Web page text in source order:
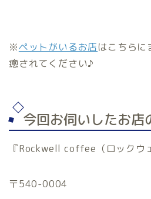
※ペットがいるお店はこちらに
癒されてください♪
今回お伺いしたお店
『Rockwell coffee（ロックウ
〒540-0004